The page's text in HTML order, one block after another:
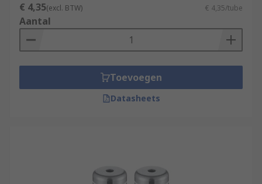
€ 4,35(excl. BTW) € 4,35/tube
Aantal
Toevoegen
Datasheets